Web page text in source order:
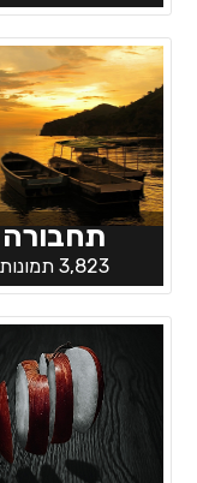
תחבורה
3,823 תמונות